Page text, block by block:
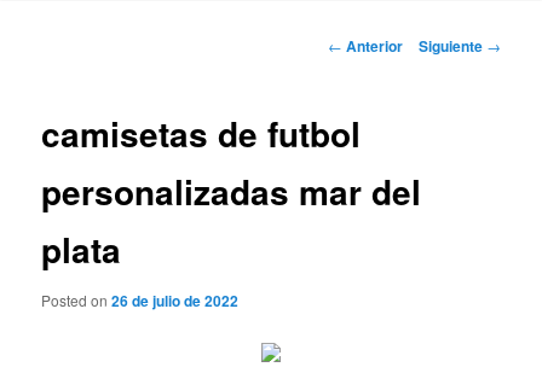
Navegación
← Anterior Siguiente →
camisetas de futbol
personalizadas mar del
plata
Posted on26 de julio de 2022